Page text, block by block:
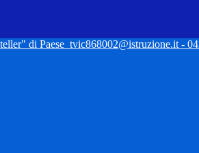
di Paese tvic868002@istruzione.it -